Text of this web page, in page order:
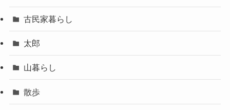
古民家暮らし
太郎
山暮らし
散歩